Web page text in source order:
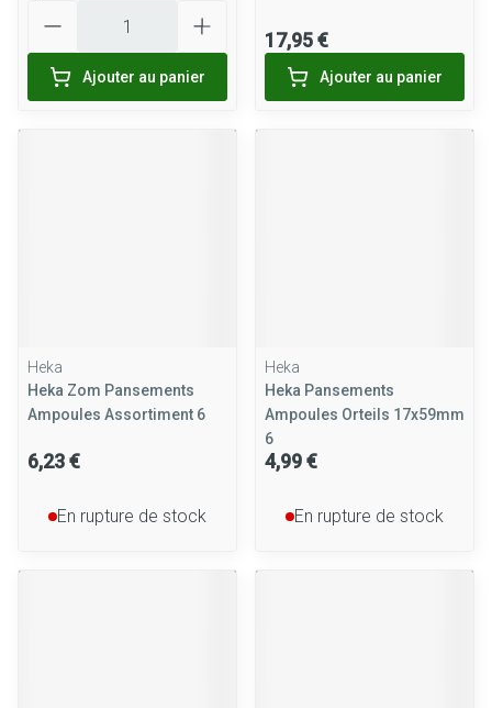
Ajouter au panier
17,95 €
Ajouter au panier
Heka
Heka Zom Pansements
Ampoules Assortiment 6
6,23 €
En rupture de stock
Heka
Heka Pansements
Ampoules Orteils 17x59mm
6
4,99 €
En rupture de stock